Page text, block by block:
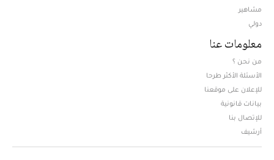
مشاهير
دولي
معلومات عنا
من نحن ؟
الأسئلة الأكثر طرحا
للإعلان على موقعنا
بيانات قانونية
للإتصال بنا
أرشيف